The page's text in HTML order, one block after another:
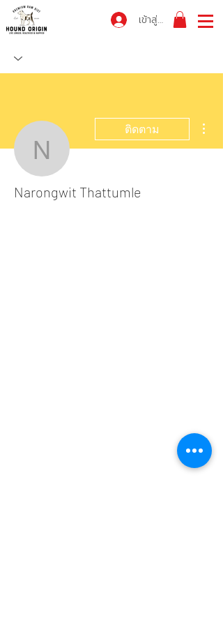
เข้าสู่ระบบ
Narongwit
ติดตาม
Narongwit Thattumle